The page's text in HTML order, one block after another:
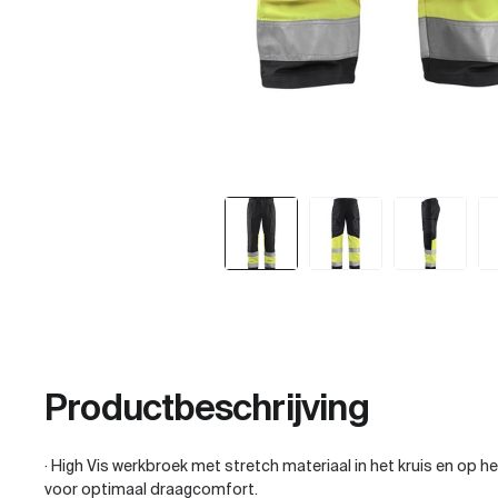
Productbeschrijving
· High Vis werkbroek met stretch materiaal in het kruis en op
voor optimaal draagcomfort.